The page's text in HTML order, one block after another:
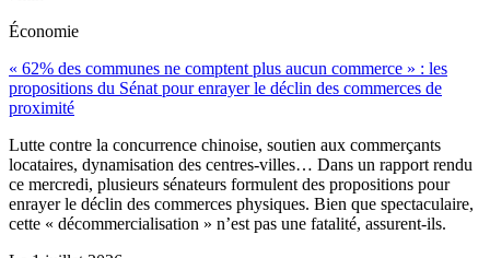
Économie
« 62% des communes ne comptent plus aucun commerce » : les
propositions du Sénat pour enrayer le déclin des commerces de
proximité
Lutte contre la concurrence chinoise, soutien aux commerçants
locataires, dynamisation des centres-villes… Dans un rapport rendu
ce mercredi, plusieurs sénateurs formulent des propositions pour
enrayer le déclin des commerces physiques. Bien que spectaculaire,
cette « décommercialisation » n’est pas une fatalité, assurent-ils.